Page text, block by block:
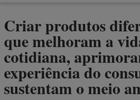
Criar produtos
que melhoram a
cotidiana,
experiência do
sustentam o meio